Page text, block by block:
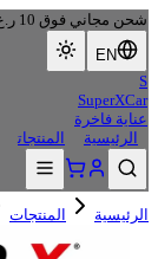
شحن مجاني فوق 10 ر.ع داخل عُمان | الدفع عند الاستلام متاح
EN
S
SuperXCar
عناية فاخرة
الرئيسية
المنتجات
الرئيسية المنتجات